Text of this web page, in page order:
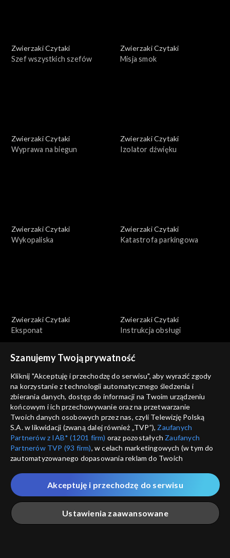
Zwierzaki Czytaki
Szef wszystkich szefów
Zwierzaki Czytaki
Misja smok
Zwierzaki Czytaki
Wyprawa na biegun
Zwierzaki Czytaki
Izolator dźwięku
Zwierzaki Czytaki
Wykopaliska
Zwierzaki Czytaki
Katastrofa parkingowa
Zwierzaki Czytaki
Eksponat
Zwierzaki Czytaki
Instrukcja obsługi
Zwierzaki Czytaki
Idealny motywator
Zwierzaki Czytaki
Kącik kulinarny
Zwierzaki Czytaki
Podziemna atrakcja
turystyczna
Zwierzaki Czytaki
Łamigłówka
Szanujemy Twoją prywatność
Kliknij "Akceptuję i przechodzę do serwisu", aby wyrazić zgody
na korzystanie z technologii automatycznego śledzenia i
zbierania danych, dostęp do informacji na Twoim urządzeniu
końcowym i ich przechowywanie oraz na przetwarzanie
Twoich danych osobowych przez nas, czyli Telewizję Polską
S.A. w likwidacji (zwaną dalej również „TVP”), Zaufanych
Partnerów z IAB* (1201 firm) oraz pozostałych Zaufanych
Partnerów TVP (93 firm), w celach marketingowych (w tym do
zautomatyzowanego dopasowania reklam do Twoich
które wskazujemy poniżej, a także zgody na udostępnianie
przez nas identyfikatora PPID do Google.
Twoje dane osobowe zbierane podczas odwiedzania przez
Ciebie naszych
poszczególnych serwisówzwanych dalej
„Portalem”, w tym informacje zapisywane za pomocą
Ustawienia zaawansowane
Akceptuję i przechodzę do serwisu